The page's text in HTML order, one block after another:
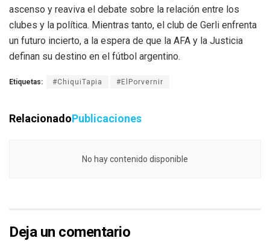
ascenso y reaviva el debate sobre la relación entre los
clubes y la política. Mientras tanto, el club de Gerli enfrenta
un futuro incierto, a la espera de que la AFA y la Justicia
definan su destino en el fútbol argentino.
Etiquetas: #ChiquiTapia #ElPorvernir
RelacionadoPublicaciones
No hay contenido disponible
Deja un comentario